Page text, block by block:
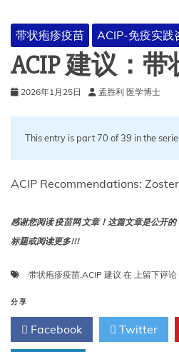
带状疱疹疫苗 ACIP-免疫实践
ACIP 建议：
2026年1月25日 孟胜利 医学博士
This entry is part 70 of 39 in the
ACIP Recommendations:
感谢您阅读 疫苗网 文章！这篇文章是公开
标题或阅读更多!!!
带状疱疹疫苗,ACIP 建议 在 ACIP
带
状
疱
上留下评论
分享
Facebook Twitter